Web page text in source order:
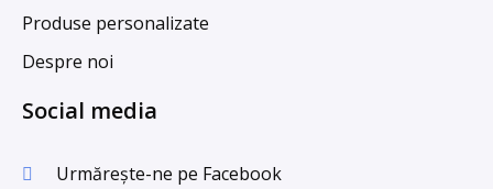
Produse personalizate
Despre noi
Social media
Urmărește-ne pe Facebook